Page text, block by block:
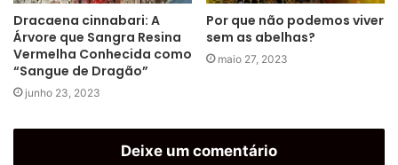
Dracaena cinnabari: A
Árvore que Sangra Resina
Vermelha Conhecida como
“Sangue de Dragão”
junho 23, 2023
Por que não podemos viver
sem as abelhas?
maio 27, 2023
Deixe um comentário